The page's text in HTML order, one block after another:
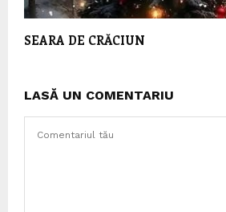
SEARA DE CRĂCIUN
LASĂ UN COMENTARIU